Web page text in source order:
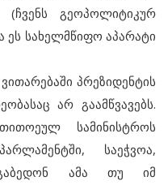
გეოპოლიტიკურ
ეს სახელმწიფო აპარატი
პრეზიდენტის
არ გაამწვავებს.
სამინისტროს
საეჭვოა,
გაბედონ ამა თუ იმ